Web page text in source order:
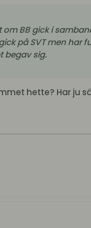
BB gick i
på SVT men
begav sig.
hette? Har ju